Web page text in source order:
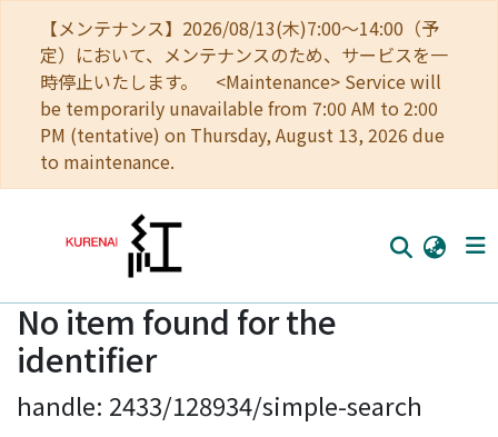
【メンテナンス】2026/08/13(木)7:00～14:00（予
定）において、メンテナンスのため、サービスを一
時停止いたします。 <Maintenance> Service will
be temporarily unavailable from 7:00 AM to 2:00
PM (tentative) on Thursday, August 13, 2026 due
to maintenance.
Home
Communities
Browse
No item found for the
identifier
handle: 2433/128934/simple-search